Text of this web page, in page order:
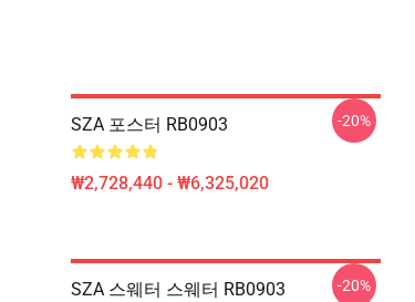
SZA 포스터 RB0903
₩2,728,440 - ₩6,325,020
-20%
SZA 스웨터 스웨터 RB0903 -20%